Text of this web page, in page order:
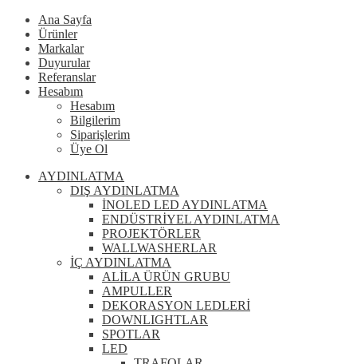
Ana Sayfa
Ürünler
Markalar
Duyurular
Referanslar
Hesabım
Hesabım
Bilgilerim
Siparişlerim
Üye Ol
AYDINLATMA
DIŞ AYDINLATMA
İNOLED LED AYDINLATMA
ENDÜSTRİYEL AYDINLATMA
PROJEKTÖRLER
WALLWASHERLAR
İÇ AYDINLATMA
ALİLA ÜRÜN GRUBU
AMPULLER
DEKORASYON LEDLERİ
DOWNLIGHTLAR
SPOTLAR
LED